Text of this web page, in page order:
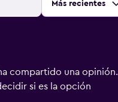
Ordenar por:
Más recientes
compartido una opinión.
si es la opción